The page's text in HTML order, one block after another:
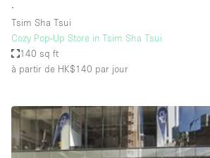
Salon / Festival
Salon Beauté / Coiffure
Studio Photo / Tournage
Caractéristiques de l'espace
∙
Tsim Sha Tsui
Cozy Pop-Up Store in Tsim Sha Tsui
140 sq ft
à partir de HK$140 par jour